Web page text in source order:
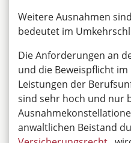
Weitere Ausnahmen
bedeutet im
Die Anforderungen an
und die Beweispflicht
Leistungen der
sind sehr hoch und nur
anwaltlichen Beistand